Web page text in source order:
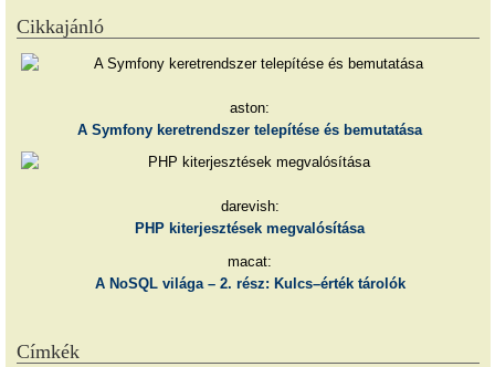
Cikkajánló
aston:
A Symfony keretrendszer telepítése és bemutatása
darevish:
PHP kiterjesztések megvalósítása
macat:
A NoSQL világa – 2. rész: Kulcs–érték tárolók
Címkék